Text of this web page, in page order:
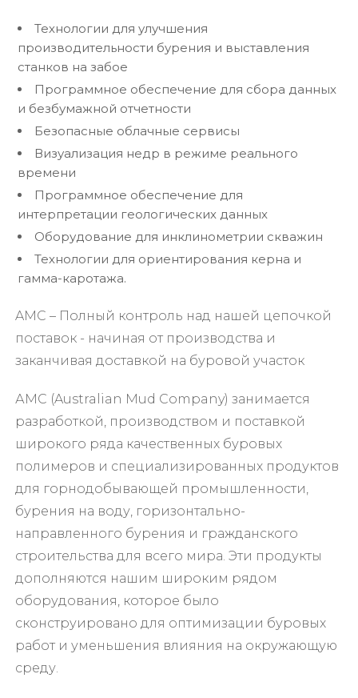
Технологии для улучшения
производительности бурения и выставления
станков на забое
Программное обеспечение для сбора данных
и безбумажной отчетности
Безопасные облачные сервисы
Визуализация недр в режиме реального
времени
Программное обеспечение для
интерпретации геологических данных
Оборудование для инклинометрии скважин
Технологии для ориентирования керна и
гамма-каротажа.
AMC – Полный контроль над нашей цепочкой
поставок - начиная от производства и
заканчивая доставкой на буровой участок
АМС (Australian Mud Company) занимается
разработкой, производством и поставкой
широкого ряда качественных буровых
полимеров и специализированных продуктов
для горнодобывающей промышленности,
бурения на воду, горизонтально-
направленного бурения и гражданского
строительства для всего мира. Эти продукты
дополняются нашим широким рядом
оборудования, которое было
сконструировано для оптимизации буровых
работ и уменьшения влияния на окружающую
среду.